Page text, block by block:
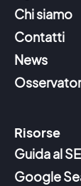
Chi siamo
Contatti
News
Risorse
Guida al
Google